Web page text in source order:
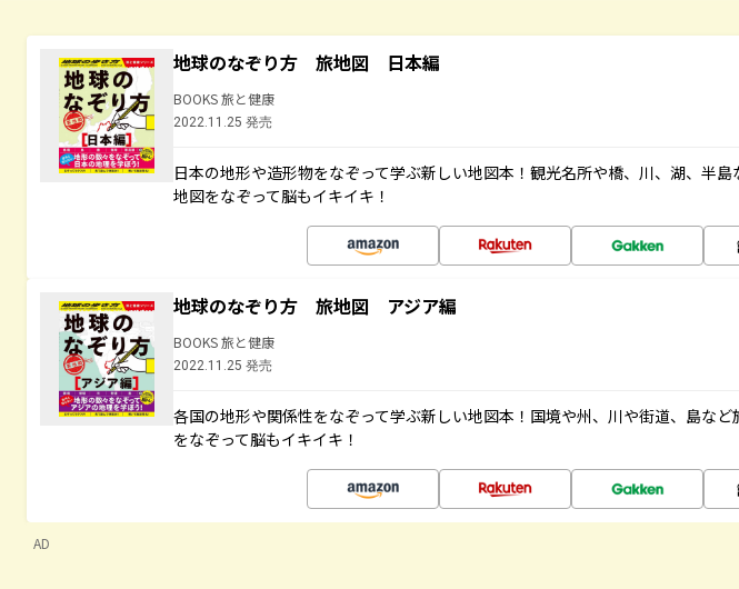
地球のなぞり方 旅地図 日本編
BOOKS 旅と健康
2022.11.25 発売
日本の地形や造形物をなぞって学ぶ新しい地図本！観光名所や橋、川、湖、半島
地図をなぞって脳もイキイキ！
地球のなぞり方 旅地図 アジア編
BOOKS 旅と健康
2022.11.25 発売
各国の地形や関係性をなぞって学ぶ新しい地図本！国境や州、川や街道、島など
をなぞって脳もイキイキ！
AD